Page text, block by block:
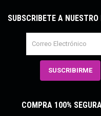
SUBSCRÍBETE A
COMPRA 100%